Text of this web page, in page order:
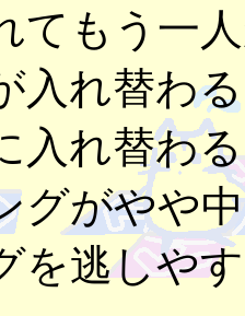
てもう一
入れ替わ
入れ替わ
グがやや
を逃しや